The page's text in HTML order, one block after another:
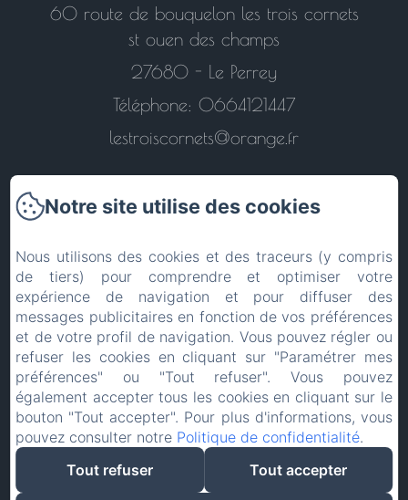
60 route de bouquelon les trois cornets
st ouen des champs
27680 - Le Perrey
Téléphone: 0664121447
lestroiscornets@orange.fr
Revenir à l'accueil
Contactez-nous
Mentions légales
EN FR ES IT DE PT
Créé par Amenitiz
Conditions Générales de Vente
Notre site utilise des cookies
Nous utilisons des cookies et des traceurs (y compris
de tiers) pour comprendre et optimiser votre
expérience de navigation et pour diffuser des
messages publicitaires en fonction de vos préférences
et de votre profil de navigation. Vous pouvez régler ou
refuser les cookies en cliquant sur "Paramétrer mes
préférences" ou "Tout refuser". Vous pouvez
également accepter tous les cookies en cliquant sur le
bouton "Tout accepter". Pour plus d'informations, vous
pouvez consulter notre Politique de confidentialité.
Tout refuser
Tout accepter